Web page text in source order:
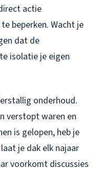
actie
beperken. Wacht je
dat de
isolatie je eigen
onderhoud.
verstopt waren en
is gelopen, heb je
je dak elk najaar
voorkomt discussies